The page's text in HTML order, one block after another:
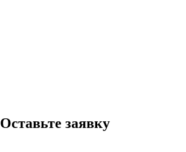
Оставьте заявку